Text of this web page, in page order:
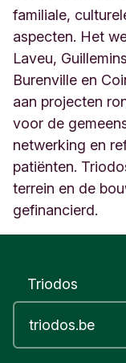
l
q
u
e
familiale,
aspecten. Het
Laveu,
Burenville en
aan projecten
voor de
netwerking en
patiënten.
terrein en de
gefinancierd.
Triodos